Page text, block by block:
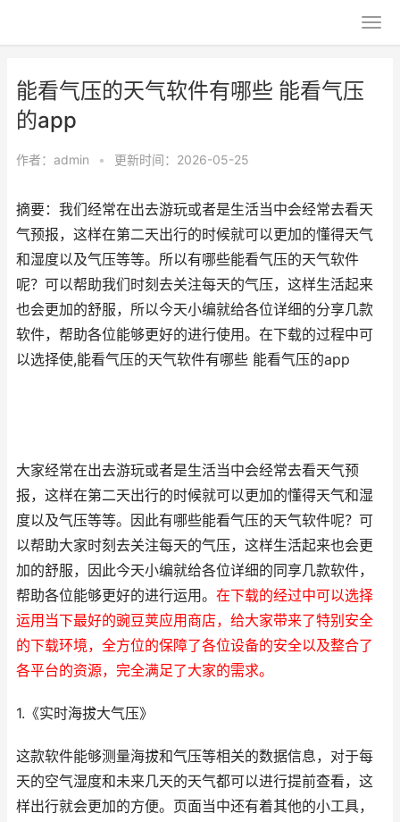
能看气压的天气软件有哪些 能看气压
的app
作者： admin • 更新时间：2026-05-25
摘要：我们经常在出去游玩或者是生活当中会经常去看天
气预报，这样在第二天出行的时候就可以更加的懂得天气
和湿度以及气压等等。所以有哪些能看气压的天气软件
呢？可以帮助我们时刻去关注每天的气压，这样生活起来
也会更加的舒服，所以今天小编就给各位详细的分享几款
软件，帮助各位能够更好的进行使用。在下载的过程中可
以选择使,能看气压的天气软件有哪些 能看气压的app
大家经常在出去游玩或者是生活当中会经常去看天气预
报，这样在第二天出行的时候就可以更加的懂得天气和湿
度以及气压等等。因此有哪些能看气压的天气软件呢？可
以帮助大家时刻去关注每天的气压，这样生活起来也会更
加的舒服，因此今天小编就给各位详细的同享几款软件，
帮助各位能够更好的进行运用。 在下载的经过中可以选择
运用当下最好的豌豆荚应用商店，给大家带来了特别安全
的下载环境，全方位的保障了各位设备的安全以及整合了
各平台的资源，完全满足了大家的需求。
1.《实时海拔大气压》
这款软件能够测量海拔和气压等相关的数据信息，对于每
天的空气湿度和未来几天的天气都可以进行提前查看，这
样出行就会更加的方便。页面当中还有着其他的小工具，